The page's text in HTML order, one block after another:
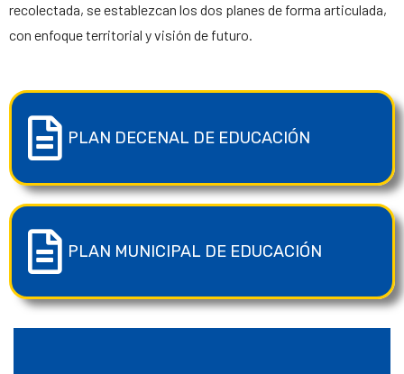
recolectada, se establezcan los dos planes de forma articulada,
con enfoque territorial y visión de futuro.
PLAN DECENAL DE EDUCACIÓN
PLAN MUNICIPAL DE EDUCACIÓN